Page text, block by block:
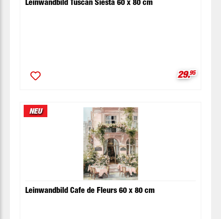
Leinwandbild Tuscan Siesta 60 x 80 cm
29.95
NEU
Leinwandbild Cafe de Fleurs 60 x 80 cm